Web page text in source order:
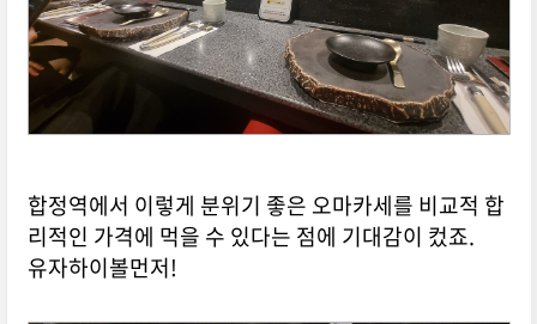
합정역에서 이렇게 분위기 좋은 오마카세를 비교적 합
리적인 가격에 먹을 수 있다는 점에 기대감이 컸죠.
유자하이볼먼저!